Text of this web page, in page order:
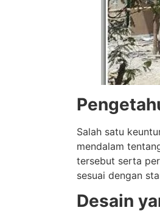
Salah satu
mendalam
tersebut serta
sesuai dengan
Desain